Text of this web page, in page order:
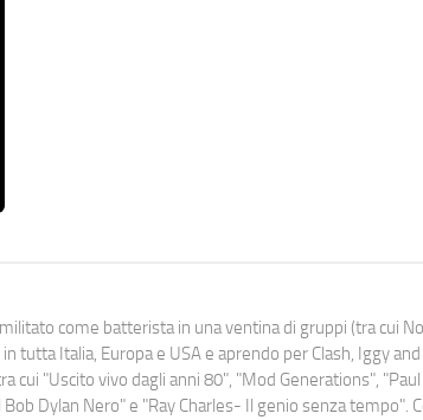
come batterista in una ventina di gruppi (tra cui
tutta Italia, Europa e USA e aprendo per Clash, Iggy
cui "Uscito vivo dagli anni 80", "Mod Generations",
Dylan Nero" e "Ray Charles- Il genio senza tempo".